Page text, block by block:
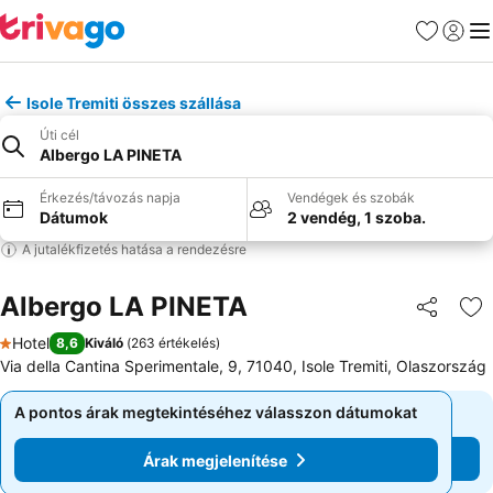
Kedvencek
Isole Tremiti összes szállása
Úti cél
Albergo LA PINETA
Érkezés/távozás napja
Dátumok
Vendégek és szobák
2 vendég, 1 szoba.
A jutalékfizetés hatása a rendezésre
Albergo LA PINETA
1 Kategória
Hotel 8,6 Kiváló (263 értékelés)
Via della Cantina Sperimentale, 9, 71040, Isole Tremiti, Olaszország
A pontos árak megtekintéséhez válasszon dátumokat
Árak megjelenítése
A pontos árak megtekintéséhez válasszon dátumokat
Árak megjelenítése